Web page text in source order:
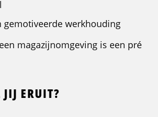
gemotiveerde werkhouding
magazijnomgeving is een pré
ERUIT?